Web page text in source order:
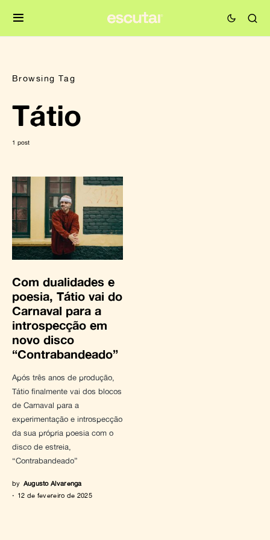
Browsing Tag
Tátio
1 post
Com dualidades e
poesia, Tátio vai do
Carnaval para a
introspecção em
novo disco
“Contrabandeado”
Após três anos de produção,
Tátio finalmente vai dos blocos
de Carnaval para a
experimentação e introspecção
da sua própria poesia com o
disco de estreia,
“Contrabandeado”
by Augusto Alvarenga
12 de fevereiro de 2025